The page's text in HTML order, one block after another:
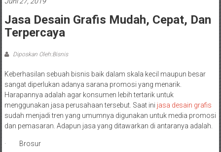
Jasa Desain Grafis Mudah, Cepat, Dan
Terpercaya
Diposkan Oleh:Bisnis
Keberhasilan sebuah bisnis baik dalam skala kecil maupun besar
sangat diperlukan adanya sarana promosi yang menarik.
Harapannya adalah agar konsumen lebih tertarik untuk
menggunakan jasa perusahaan tersebut. Saat ini jasa desain grafis
sudah menjadi tren yang umumnya digunakan untuk media promosi
dan pemasaran. Adapun jasa yang ditawarkan di antaranya adalah.
· Brosur